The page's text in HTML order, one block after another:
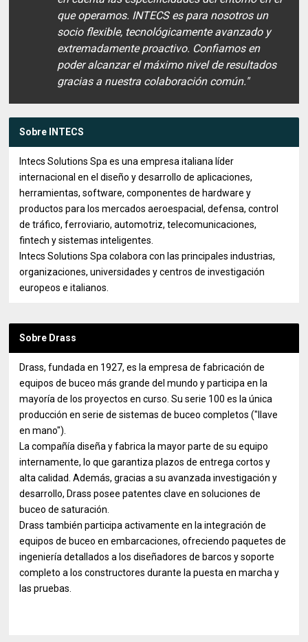
que operamos. INTECS es para nosotros un
socio flexible, tecnológicamente avanzado y
extremadamente proactivo. Confiamos en
poder alcanzar el máximo nivel de resultados
gracias a nuestra colaboración común."
Sobre INTECS
Intecs Solutions Spa es una empresa italiana líder
internacional en el diseño y desarrollo de aplicaciones,
herramientas, software, componentes de hardware y
productos para los mercados aeroespacial, defensa, control
de tráfico, ferroviario, automotriz, telecomunicaciones,
fintech y sistemas inteligentes.
Intecs Solutions Spa colabora con las principales industrias,
organizaciones, universidades y centros de investigación
europeos e italianos.
Sobre Drass
Drass, fundada en 1927, es la empresa de fabricación de
equipos de buceo más grande del mundo y participa en la
mayoría de los proyectos en curso. Su serie 100 es la única
producción en serie de sistemas de buceo completos ("llave
en mano").
La compañía diseña y fabrica la mayor parte de su equipo
internamente, lo que garantiza plazos de entrega cortos y
alta calidad. Además, gracias a su avanzada investigación y
desarrollo, Drass posee patentes clave en soluciones de
buceo de saturación.
Drass también participa activamente en la integración de
equipos de buceo en embarcaciones, ofreciendo paquetes de
ingeniería detallados a los diseñadores de barcos y soporte
completo a los constructores durante la puesta en marcha y
las pruebas.